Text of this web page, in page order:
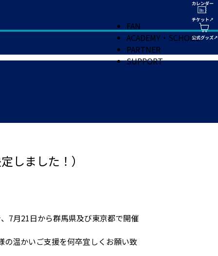
FAN
ACADEMY・SCHOOL
PARTNER
SUPPORT
しました！）
7月21日から群馬県及び東京都で開催
温かいご支援を何卒宜しくお願い致